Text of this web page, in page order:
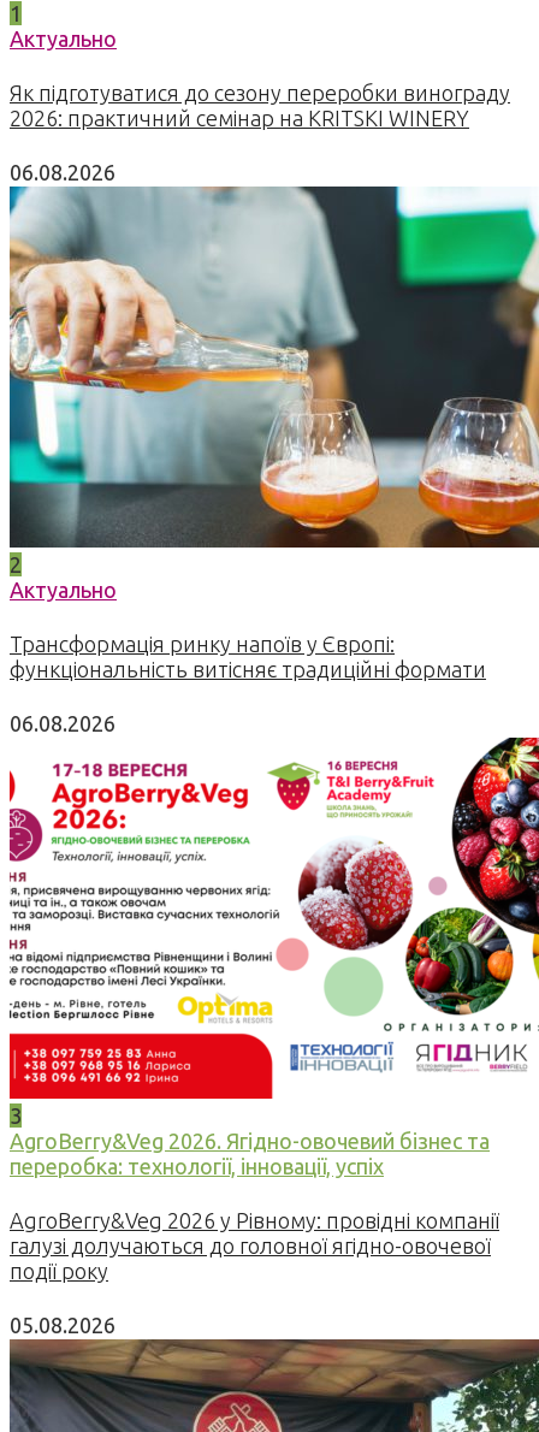
1
Актуально
Як підготуватися до сезону переробки винограду
2026: практичний семінар на KRITSKI WINERY
06.08.2026
2
Актуально
Трансформація ринку напоїв у Європі:
функціональність витісняє традиційні формати
06.08.2026
3
AgroBerry&Veg 2026. Ягідно-овочевий бізнес та
переробка: технології, інновації, успіх
AgroBerry&Veg 2026 у Рівному: провідні компанії
галузі долучаються до головної ягідно-овочевої
події року
05.08.2026